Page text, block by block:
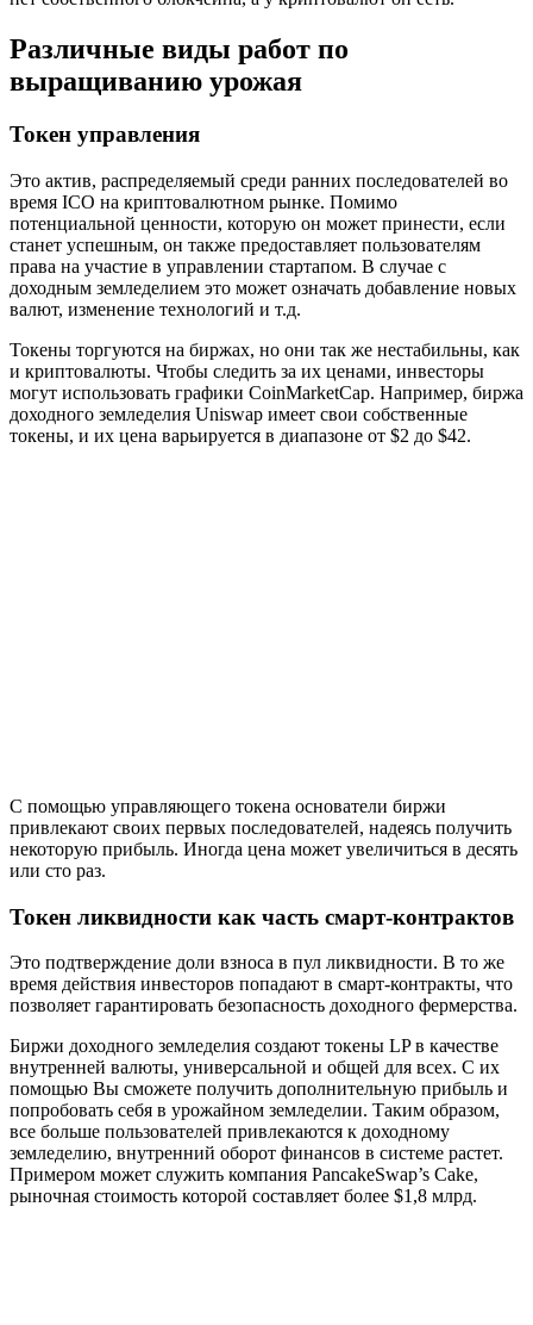
Различные виды работ по
выращиванию урожая
Токен управления
Это актив, распределяемый среди ранних последователей во
время ICO на криптовалютном рынке. Помимо
потенциальной ценности, которую он может принести, если
станет успешным, он также предоставляет пользователям
права на участие в управлении стартапом. В случае с
доходным земледелием это может означать добавление новых
валют, изменение технологий и т.д.
Токены торгуются на биржах, но они так же нестабильны, как
и криптовалюты. Чтобы следить за их ценами, инвесторы
могут использовать графики CoinMarketCap. Например, биржа
доходного земледелия Uniswap имеет свои собственные
токены, и их цена варьируется в диапазоне от $2 до $42.
С помощью управляющего токена основатели биржи
привлекают своих первых последователей, надеясь получить
некоторую прибыль. Иногда цена может увеличиться в десять
или сто раз.
Токен ликвидности как часть смарт-контрактов
Это подтверждение доли взноса в пул ликвидности. В то же
время действия инвесторов попадают в смарт-контракты, что
позволяет гарантировать безопасность доходного фермерства.
Биржи доходного земледелия создают токены LP в качестве
внутренней валюты, универсальной и общей для всех. С их
помощью Вы сможете получить дополнительную прибыль и
попробовать себя в урожайном земледелии. Таким образом,
все больше пользователей привлекаются к доходному
земледелию, внутренний оборот финансов в системе растет.
Примером может служить компания PancakeSwap’s Cake,
рыночная стоимость которой составляет более $1,8 млрд.